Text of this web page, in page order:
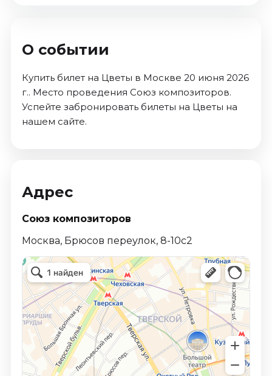
Площадки
О событии
Купить билет на Цветы в Москве 20 июня 2026
г.. Место проведения Союз композиторов.
Успейте забронировать билеты на Цветы на
нашем сайте.
Адрес
Союз композиторов
Москва, Брюсов переулок, 8-10с2